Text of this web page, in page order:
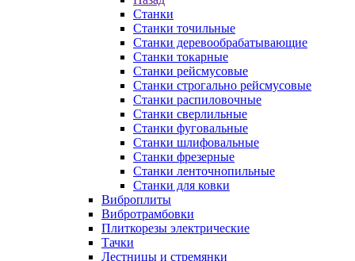
Станки
Станки точильные
Станки деревообрабатывающие
Станки токарные
Станки рейсмусовые
Станки строгально рейсмусовые
Станки распиловочные
Станки сверлильные
Станки фуговальные
Станки шлифовальные
Станки фрезерные
Станки ленточнопильные
Станки для ковки
Виброплиты
Вибротрамбовки
Плиткорезы электрические
Тачки
Лестницы и стремянки